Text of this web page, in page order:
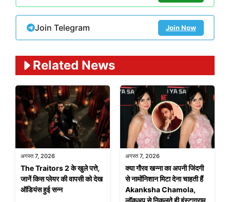
Join Telegram Join Now
Related News
अगस्त 7, 2026
The Traitors 2 के खुले पत्ते,
जानें किस प्लेयर की वापसी को देख
ऑडियंस हुई सन्न
अगस्त 7, 2026
क्या गौरव खन्ना का अपनी जिंदगी
से नामोंनिशान मिटा देना चाहती हैं
Akanksha Chamola,
लॉकअप से निकलते ही इंस्टाग्राम